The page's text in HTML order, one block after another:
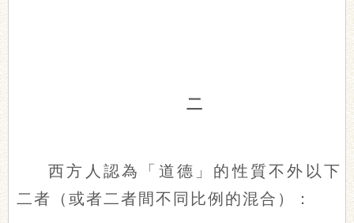
二
西方人認為「道德」的性質不外以下
二者（或者二者間不同比例的混合）：